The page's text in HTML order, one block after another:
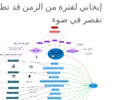
إیجابي لفترة من الزمن قد
تقصر في ضوء